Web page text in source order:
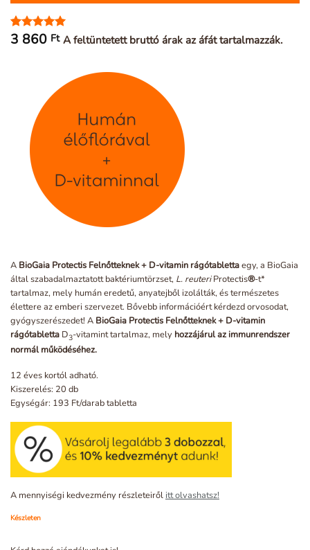
Értékelés5
61
3 860 Ft A feltüntetett bruttó árak az áfát tartalmazzák.
A BioGaia Protectis Felnőtteknek + D-vitamin rágótablettaegy, a BioGaia
által szabadalmaztatott baktériumtörzset, L. reuteriProtectis®-t*
tartalmaz, mely humán eredetű, anyatejből izolálták, és természetes
élettere az emberi szervezet. Bővebb információért kérdezd orvosodat,
gyógyszerészedet! A BioGaia Protectis Felnőtteknek + D-vitamin
rágótabletta D3-vitamint tartalmaz, mely hozzájárul az immunrendszer
normál működéséhez.
12 éves kortól adható.
Kiszerelés: 20 db
Egységár: 193 Ft/darab tabletta
A mennyiségi kedvezmény részleteiről itt olvashatsz!
Készleten